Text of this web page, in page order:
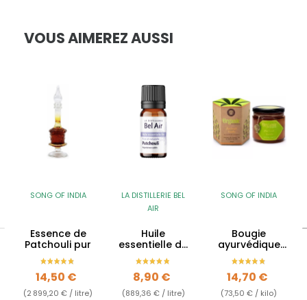
VOUS AIMEREZ AUSSI
SONG OF INDIA
Essence de
Patchouli pur
Prix
14,50 €
(2 899,20 € / litre)
LA DISTILLERIE BEL
AIR
Huile
essentielle de
Patchouli BIO -
10ml
Prix
8,90 €
(889,36 € / litre)
SONG OF INDIA
Bougie
ayurvédique
Patchouli
Vanille -
végétale
Prix
14,70 €
(73,50 € / kilo)